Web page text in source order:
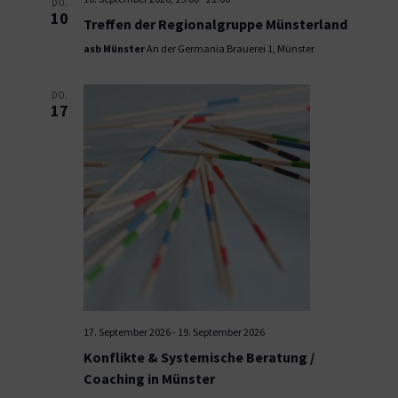
DO.
10 Treffen der Regionalgruppe Münsterland
asb MünsterAn der Germania Brauerei 1, Münster
DO.
17
17. September 2026- 19. September 2026
Konflikte & Systemische Beratung /
Coaching in Münster